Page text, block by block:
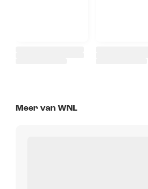
Meer van WNL